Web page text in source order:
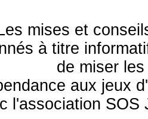
mises et
à titre
de miser
aux jeux
l'association